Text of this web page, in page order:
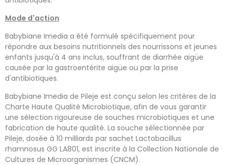
Mode d'action
Babybiane Imedia a été formulé spécifiquement pour
répondre aux besoins nutritionnels des nourrissons et jeunes
enfants jusqu'à 4 ans inclus, souffrant de diarrhée aigüe
causée par la gastroentérite aigüe ou par la prise
d'antibiotiques.
Babybiane Imedia de Pileje est conçu selon les critères de la
Charte Haute Qualité Microbiotique, afin de vous garantir
une sélection rigoureuse de souches microbiotiques et une
fabrication de haute qualité. La souche sélectionnée par
Pileje, dosée à 10 milliards par sachet Lactobacillus
rhamnosus GG LA801, est inscrite à la Collection Nationale de
Cultures de Microorganismes (CNCM).